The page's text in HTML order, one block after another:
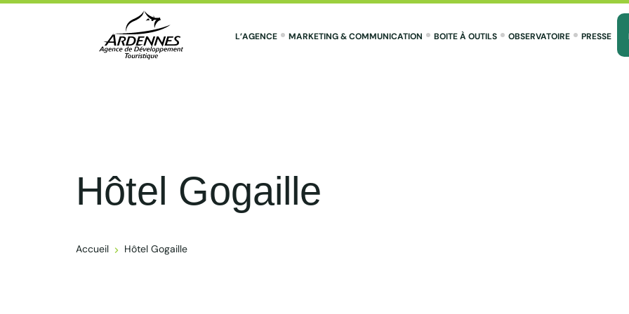
L’AGENCE MARKETING & COMMUNICATION BOITE À OUTILS OBSERVATOIRE PRESSE
Hôtel Gogaille
Accueil Hôtel Gogaille